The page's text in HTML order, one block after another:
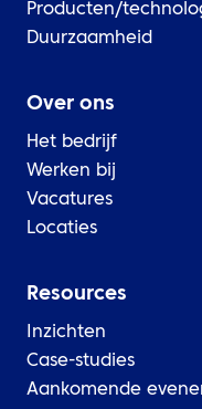
Producten/
Duurzaamheid
Over ons
Het bedrijf
Werken bij
Vacatures
Locaties
Resources
Inzichten
Case-studies
Aankomende